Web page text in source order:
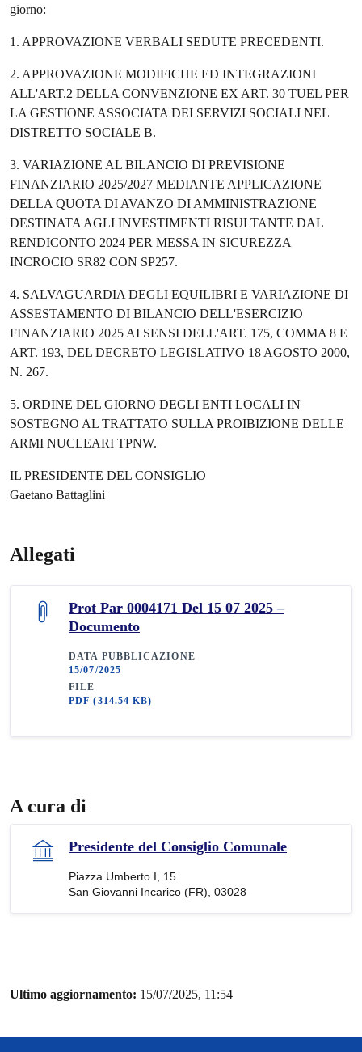
giorno:
1. APPROVAZIONE VERBALI SEDUTE PRECEDENTI.
2. APPROVAZIONE MODIFICHE ED INTEGRAZIONI
ALL'ART.2 DELLA CONVENZIONE EX ART. 30 TUEL PER
LA GESTIONE ASSOCIATA DEI SERVIZI SOCIALI NEL
DISTRETTO SOCIALE B.
3. VARIAZIONE AL BILANCIO DI PREVISIONE
FINANZIARIO 2025/2027 MEDIANTE APPLICAZIONE
DELLA QUOTA DI AVANZO DI AMMINISTRAZIONE
DESTINATA AGLI INVESTIMENTI RISULTANTE DAL
RENDICONTO 2024 PER MESSA IN SICUREZZA
INCROCIO SR82 CON SP257.
4. SALVAGUARDIA DEGLI EQUILIBRI E VARIAZIONE DI
ASSESTAMENTO DI BILANCIO DELL'ESERCIZIO
FINANZIARIO 2025 AI SENSI DELL'ART. 175, COMMA 8 E
ART. 193, DEL DECRETO LEGISLATIVO 18 AGOSTO 2000,
N. 267.
5. ORDINE DEL GIORNO DEGLI ENTI LOCALI IN
SOSTEGNO AL TRATTATO SULLA PROIBIZIONE DELLE
ARMI NUCLEARI TPNW.
IL PRESIDENTE DEL CONSIGLIO
Gaetano Battaglini
Allegati
Prot Par 0004171 Del 15 07 2025 –
Documento
DATA PUBBLICAZIONE
15/07/2025
FILE
PDF(314.54 KB)
A cura di
Presidente del Consiglio Comunale
Piazza Umberto I, 15
San Giovanni Incarico (FR), 03028
Ultimo aggiornamento: 15/07/2025, 11:54